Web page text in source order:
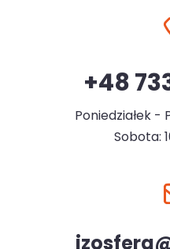
+48
Poniedziałek -
Sobota: